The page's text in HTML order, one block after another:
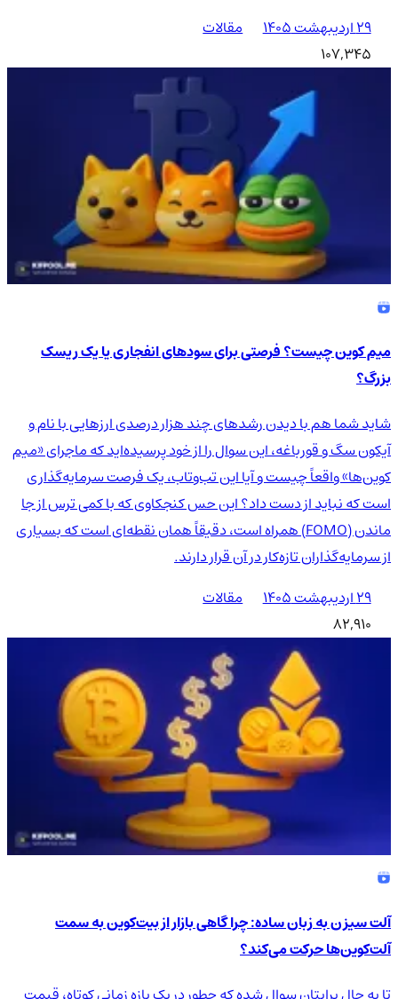
۲۹ اردیبهشت ۱۴۰۵
مقالات
107,345
میم کوین چیست؟ فرصتی برای سودهای انفجاری یا یک ریسک
بزرگ؟
شاید شما هم با دیدن رشدهای چند هزار درصدی ارزهایی با نام و
آیکون سگ و قورباغه، این سوال را از خود پرسیده‌اید که ماجرای «میم
کوین‌ها» واقعاً چیست و آیا این تب‌وتاب، یک فرصت سرمایه‌گذاری
است که نباید از دست داد؟ این حس کنجکاوی که با کمی ترس از جا
ماندن (FOMO) همراه است، دقیقاً همان نقطه‌ای است که بسیاری
از سرمایه‌گذاران تازه‌کار در آن قرار دارند.
۲۹ اردیبهشت ۱۴۰۵
مقالات
82,910
آلت سیزن به زبان ساده: چرا گاهی بازار از بیت‌کوین به سمت
آلت‌کوین‌ها حرکت می‌کند؟